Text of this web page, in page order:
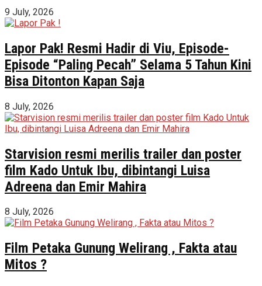
9 July, 2026
Lapor Pak! Resmi Hadir di Viu, Episode-
Episode “Paling Pecah” Selama 5 Tahun Kini
Bisa Ditonton Kapan Saja
8 July, 2026
Starvision resmi merilis trailer dan poster
film Kado Untuk Ibu, dibintangi Luisa
Adreena dan Emir Mahira
8 July, 2026
Film Petaka Gunung Welirang , Fakta atau
Mitos ?